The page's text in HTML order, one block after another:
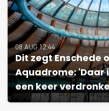
08 AUG 12:44
Dit zegt Enschede
Aquadrome: 'Daar
een keer